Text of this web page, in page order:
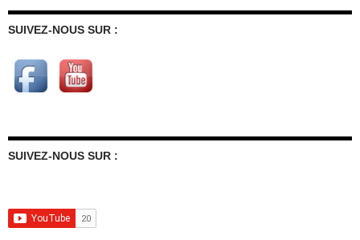
SUIVEZ-NOUS SUR :
SUIVEZ-NOUS SUR :